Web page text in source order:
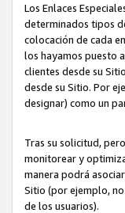
Los Enlaces
determinados tipos
colocación de cada
los hayamos puesto
clientes desde su
desde su Sitio. Por
designar) como un
Tras su solicitud,
monitorear y
manera podrá
Sitio (por ejemplo,
de los usuarios).